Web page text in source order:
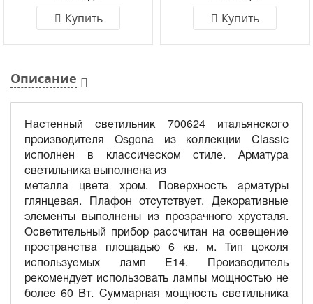
Купить Купить
Описание
Настенный светильник 700624 итальянского
производителя Osgona из коллекции Classic
исполнен в классическом стиле. Арматура
светильника выполнена из
металла цвета хром. Поверхность арматуры
глянцевая. Плафон отсутствует. Декоративные
элементы выполнены из прозрачного хрусталя.
Осветительный прибор рассчитан на освещение
пространства площадью 6 кв. м. Тип цоколя
используемых ламп E14. Производитель
рекомендует использовать лампы мощностью не
более 60 Вт. Суммарная мощность светильника